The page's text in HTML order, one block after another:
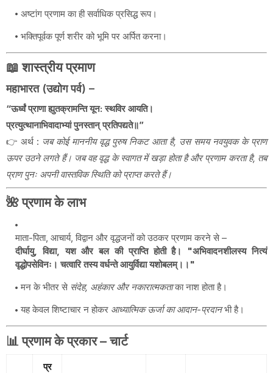
अष्टांग प्रणाम का ही सर्वाधिक प्रसिद्ध रूप।
भक्तिपूर्वक पूर्ण शरीर को भूमि पर अर्पित करना।
📖 शास्त्रीय प्रमाण
महाभारत (उद्योग पर्व) –
“ऊर्ध्वं प्राणा ह्युतक्रामन्ति यून: स्थविर आयति।
प्रत्युत्थानाभिवादाभ्यां पुनस्तान् प्रतिपद्यते॥”
👉 अर्थ : जब कोई माननीय वृद्ध पुरुष निकट आता है, उस समय नवयुवक के प्राण
ऊपर उठने लगते हैं। जब वह वृद्ध के स्वागत में खड़ा होता है और प्रणाम करता है, तब
प्राण पुनः अपनी वास्तविक स्थिति को प्राप्त करते हैं।
🌺 प्रणाम के लाभ
माता-पिता, आचार्य, विद्वान और वृद्धजनों को उठकर प्रणाम करने से –
दीर्घायु, विद्या, यश और बल की प्राप्तिहोती है। "अभिवादनशीलस्य नित्यं
वृद्धोपसेविनः। चत्वारि तस्य वर्धन्ते आयुर्विद्या यशोबलम्।।"
मन के भीतर से संदेह, अहंकार और नकारात्मकताका नाश होता है।
यह केवल शिष्टाचार न होकर आध्यात्मिक ऊर्जा का आदान-प्रदानभी है।
📊 प्रणाम के प्रकार – चार्ट
प्र